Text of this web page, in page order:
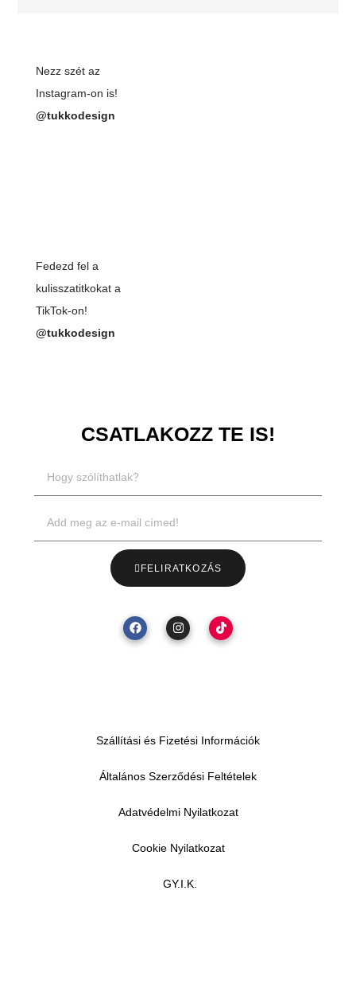
Nezz szét az
Instagram-on is!
@tukkodesign
Fedezd fel a
kulisszatitkokat a
TikTok-on!
@tukkodesign
CSATLAKOZZ TE IS!
FELIRATKOZÁS
Szállítási és Fizetési Információk
Általános Szerződési Feltételek
Adatvédelmi Nyilatkozat
Cookie Nyilatkozat
GY.I.K.